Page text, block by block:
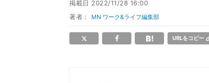
掲載日 2022/11/28 16:00
著者： MN ワーク&ライフ編集部
URLをコピー